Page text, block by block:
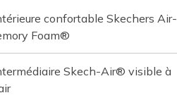
confortable Skechers Air-
Foam®
Skech-Air® visible à